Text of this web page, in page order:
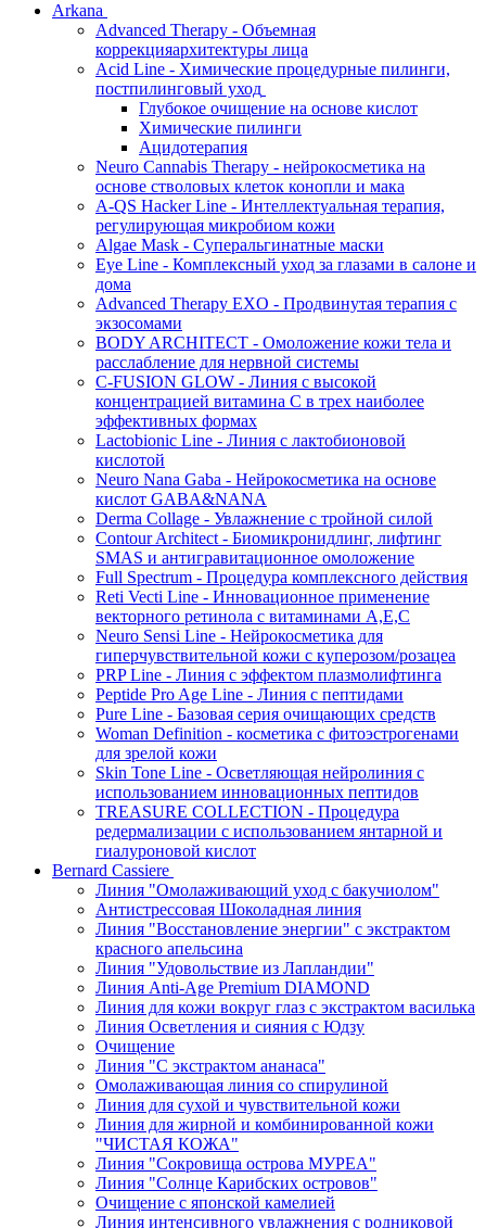
Arkana
Advanced Therapy - Объемная
коррекцияархитектуры лица
Acid Line - Химические процедурные пилинги,
постпилинговый уход
Глубокое очищение на основе кислот
Химические пилинги
Ацидотерапия
Neuro Cannabis Therapy - нейрокосметика на
основе стволовых клеток конопли и мака
A-QS Hacker Line - Интеллектуальная терапия,
регулирующая микробиом кожи
Algae Mask - Суперальгинатные маски
Eye Line - Комплексный уход за глазами в салоне и
дома
Advanced Therapy EXO - Продвинутая терапия с
экзосомами
BODY ARCHITECT - Омоложение кожи тела и
расслабление для нервной системы
C-FUSION GLOW - Линия с высокой
концентрацией витамина C в трех наиболее
эффективных формах
Lactobionic Line - Линия с лактобионовой
кислотой
Neuro Nana Gaba - Нейрокосметика на основе
кислот GABA&NANA
Derma Collage - Увлажнение с тройной силой
Contour Architect - Биомикронидлинг, лифтинг
SMAS и антигравитационное омоложение
Full Spectrum - Процедура комплексного действия
Reti Vecti Line - Инновационное применение
векторного ретинола с витаминами A,Е,С
Neuro Sensi Line - Нейрокосметика для
гиперчувствительной кожи с куперозом/розацеа
PRP Line - Линия с эффектом плазмолифтинга
Peptide Pro Age Line - Линия с пептидами
Pure Line - Базовая серия очищающих средств
Woman Definition - косметика с фитоэстрогенами
для зрелой кожи
Skin Tone Line - Осветляющая нейролиния с
использованием инновационных пептидов
TREASURE COLLECTION - Процедура
редермализации с использованием янтарной и
гиалуроновой кислот
Bernard Cassiere
Линия "Омолаживающий уход с бакучиолом"
Антистрессовая Шоколадная линия
Линия "Восстановление энергии" с экстрактом
красного апельсина
Линия "Удовольствие из Лапландии"
Линия Anti-Age Premium DIAMOND
Линия для кожи вокруг глаз с экстрактом василька
Линия Осветления и сияния с Юдзу
Очищение
Линия "С экстрактом ананаса"
Омолаживающая линия со спирулиной
Линия для сухой и чувствительной кожи
Линия для жирной и комбинированной кожи
"ЧИСТАЯ КОЖА"
Линия "Сокровища острова МУРЕА"
Линия "Солнце Карибских островов"
Очищение с японской камелией
Линия интенсивного увлажнения с родниковой